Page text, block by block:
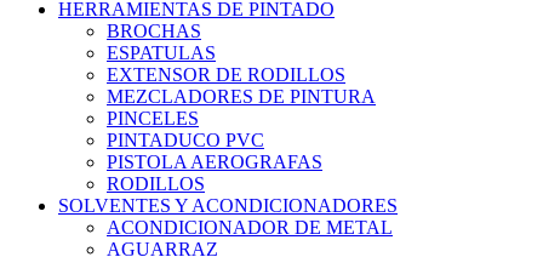
HERRAMIENTAS DE PINTADO
BROCHAS
ESPATULAS
EXTENSOR DE RODILLOS
MEZCLADORES DE PINTURA
PINCELES
PINTADUCO PVC
PISTOLA AEROGRAFAS
RODILLOS
SOLVENTES Y ACONDICIONADORES
ACONDICIONADOR DE METAL
AGUARRAZ